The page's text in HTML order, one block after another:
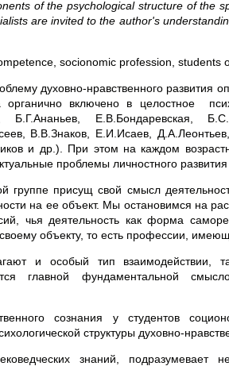
of the psychological structure of the
are invited to the author's
socionomic profession, students
духовно-нравственного развития
включено в целостное
Б.Г.Ананьев, Е.В.Бондаревская,
В.В.Знаков, Е.И.Исаев,
и др.). При этом на каждом
проблемы личностного развития
группе присущ свой смысл
на ее объект. Мы остановимся на
чья деятельность как форма
объекту, то есть профессии,
и особый тип взаимодействии,
главной фундаментальной
сознания у студентов
структуры духовно-
знаний, подразумевает